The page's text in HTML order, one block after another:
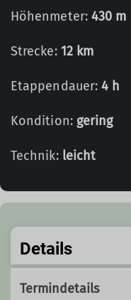
Höhenmeter: 430 m
Strecke: 12 km
Etappendauer:4 h
Kondition: gering
Technik: leicht
Details
Termindetails